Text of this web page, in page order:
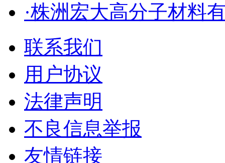
·株洲宏大高分子材料
联系我们
用户协议
法律声明
不良信息举报
友情链接